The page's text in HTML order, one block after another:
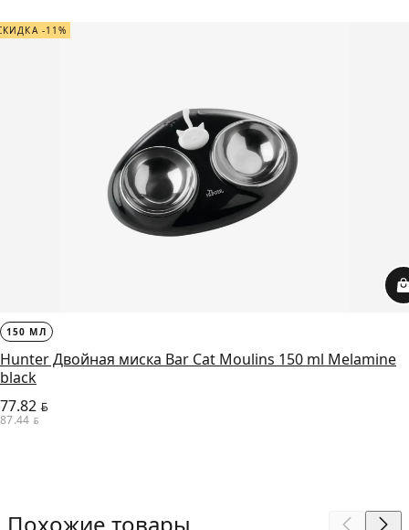
-11%
150 МЛ
Hunter Двойная миска Bar Cat Moulins 150 ml Melamine
black
77.82 BYN
87.44 BYN